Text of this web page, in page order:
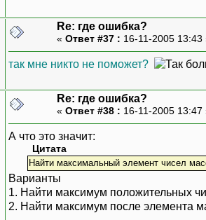
Re: где ошибка?
« Ответ #37 : 16-11-2005
так мне никто не поможет?
Re: где ошибка?
« Ответ #38 : 16-11-2005
А что это значит:
Цитата
Найти максимальный элемент чисел
Варианты
1. Найти максимум положительных
2. Найти максимум после элемента